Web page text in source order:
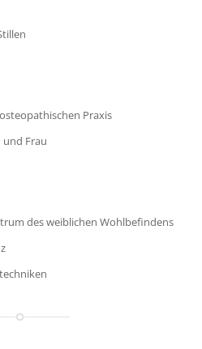
Praxis
Frau
des weiblichen Wohlbefindens